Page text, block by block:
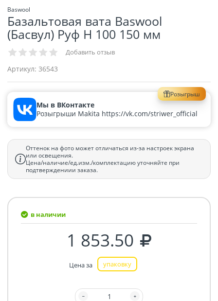
Baswool
Базальтовая вата Baswool
(Басвул) Руф Н 100 150 мм
Добавить отзыв
Артикул: 36543
Розыгрыш
Мы в ВКонтакте
Розыгрыши Makita https://vk.com/striwer_official
Оттенок на фото может отличаться из-за настроек экрана
или освещения.
Цена/наличие/ед.изм./комплектацию уточняйте при
подтверждениии заказа.
в наличии
1 853.50
Цена за упаковку